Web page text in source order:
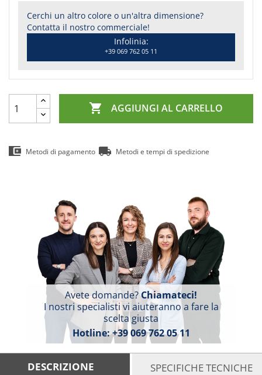
Cerchi un altro colore o un'altra dimensione?
Contatta il nostro commerciale!
Infolinia:
+39 069 762 05 11
 AGGIUNGI AL CARRELLO
Metodi di pagamento Metodi e tempi di spedizione
Avete domande?Chiamateci!
I nostri specialisti vi aiuteranno a fare la
scelta giusta
Hotline:+39 069 762 05 11
DESCRIZIONE SPECIFICHE TECNICHE